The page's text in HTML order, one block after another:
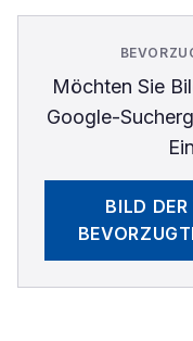
Möchten Sie
Google-
BILD